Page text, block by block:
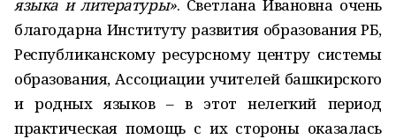
языка и литературы». Светлана Ивановна очень
благодарна Институту развития образования РБ,
Республиканскому ресурсному центру системы
образования, Ассоциации учителей башкирского
и родных языков – в этот нелегкий период
практическая помощь с их стороны оказалась